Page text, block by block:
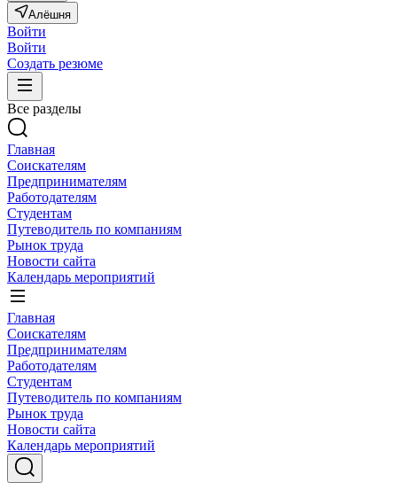
Алёшня
Войти
Войти
Создать резюме
Все разделы
Главная
Соискателям
Предпринимателям
Работодателям
Студентам
Путеводитель по компаниям
Рынок труда
Новости сайта
Календарь мероприятий
Главная
Соискателям
Предпринимателям
Работодателям
Студентам
Путеводитель по компаниям
Рынок труда
Новости сайта
Календарь мероприятий